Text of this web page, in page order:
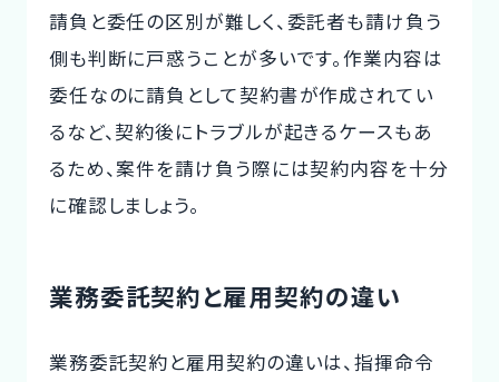
請負と委任の区別が難しく、委託者も請け負う
側も判断に戸惑うことが多いです。作業内容は
委任なのに請負として契約書が作成されてい
るなど、契約後にトラブルが起きるケースもあ
るため、案件を請け負う際には契約内容を十分
に確認しましょう。
業務委託契約と雇用契約の違い
業務委託契約と雇用契約の違いは、指揮命令